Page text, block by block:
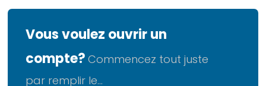
Vous voulez ouvrir un
compte? Commencez tout juste
par remplir le...